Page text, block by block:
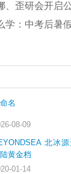
、歪研会开启
名
08-09
北冰
黄金档
01-14